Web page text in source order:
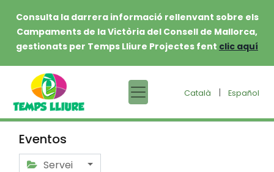
Consulta la darrera informació rellenvant sobre els
Campaments de la Victòria del Consell de Mallorca,
gestionats per Temps Lliure Projectes fent clic aquí
Català | Español
Eventos
Servei